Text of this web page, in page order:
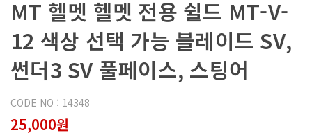
MT 헬멧 헬멧 전용 쉴드 MT-V-
12 색상 선택 가능 블레이드 SV,
썬더3 SV 풀페이스, 스팅어
CODE NO : 14348
25,000원